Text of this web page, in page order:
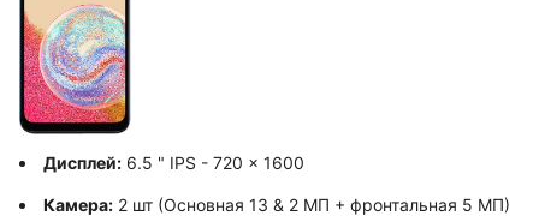
Дисплей: 6.5 " IPS - 720 x 1600
Камера: 2 шт (Основная 13 & 2 МП + фронтальная 5 МП)